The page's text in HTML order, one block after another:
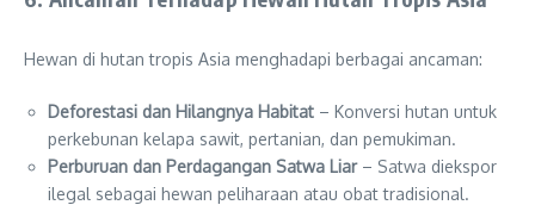
Hewan di hutan tropis Asia menghadapi berbagai ancaman:
Deforestasi dan Hilangnya Habitat – Konversi hutan untuk
perkebunan kelapa sawit, pertanian, dan pemukiman.
Perburuan dan Perdagangan Satwa Liar– Satwa diekspor
ilegal sebagai hewan peliharaan atau obat tradisional.